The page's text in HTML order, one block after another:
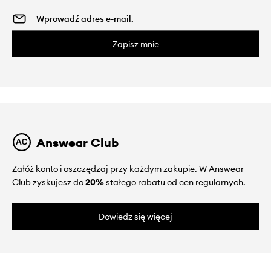
Zapisz mnie
Answear Club
Załóż konto i oszczędzaj przy każdym zakupie. W Answear
Club zyskujesz do20%stałego rabatu od cen regularnych.
Dowiedz się więcej